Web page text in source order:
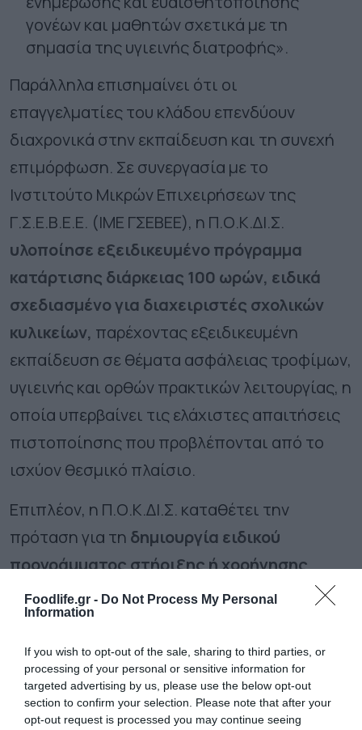
Foodlife.gr - Do Not Process My Personal
Information
If you wish to opt-out of the sale, sharing to third parties, or
processing of your personal or sensitive information for
targeted advertising by us, please use the below opt-out
section to confirm your selection. Please note that after your
opt-out request is processed you may continue seeing
γονέων και μαθητών σχετικά με τη
σημασία της υγιεινής διατροφής».
Παράλληλα επισημαίνει ότι οι
επαγγελματίες του κλάδου επενδύουν
διαχρονικά στην εκπαίδευση και τη συνεχή
επιμόρφωση. Σε συνεργασία με το
Ινστιτούτο Μικρών Επιχειρήσεων της
Γ.Σ.Ε.Β.Ε.Ε. (ΙΜΕ ΓΣΕΒΕΕ), η Π.Ο.Κ.ΔΙ.Σ.
υλοποίησε εξειδικευμένο πρόγραμμα
κατάρτισης διάρκειας 100 ωρών, ειδικά
σχεδιασμένο για διαχειριστές σχολικών
κυλικείων, παρέχοντας εξειδικευμένη
εκπαίδευση σε θέματα ασφάλειας τροφίμων,
υγιεινής και ορθών πρακτικών λειτουργίας, η
οποία υπερβαίνει τις ελάχιστες απαιτήσεις
πιστοποίησης που προβλέπονται από το
ισχύον θεσμικό πλαίσιο.
Επιπλέον, η Π.Ο.Κ.ΔΙ.Σ. καταθέτει την
πρόταση για τη δημιουργία ειδικού
προγράμματος στήριξης ή χορήγησης
voucher για την αγορά υγιεινών προϊόντων
από τα σχολικά κυλικεία
οικογένειες που το έχουν ανάγκη. Η υγιεινή
διατροφή στο σχολείο πρέπει να αποτελεί
δικαίωμα όλων των παιδιών και όχι